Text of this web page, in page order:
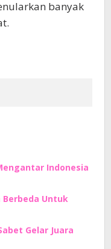
banyak
Indonesia
Berbeda Untuk
Gelar Juara